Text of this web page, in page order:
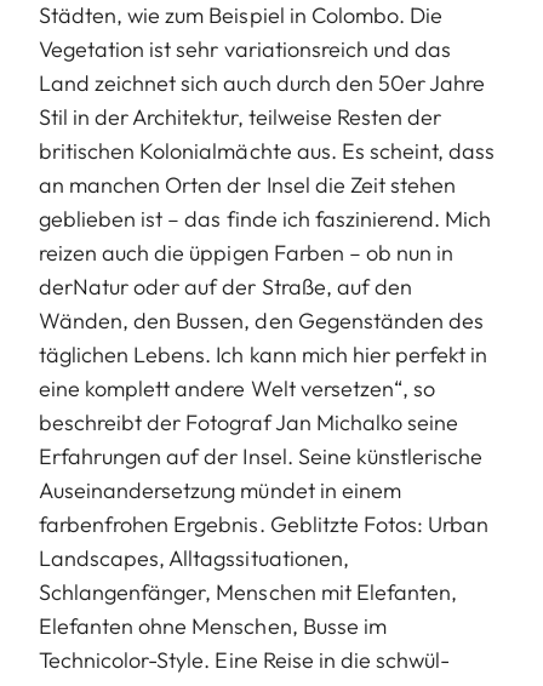
Städten, wie zum Beispiel in Colombo. Die
Vegetation ist sehr variationsreich und das
Land zeichnet sich auch durch den 50er Jahre
Stil in der Architektur, teilweise Resten der
britischen Kolonialmächte aus. Es scheint, dass
an manchen Orten der Insel die Zeit stehen
geblieben ist – das finde ich faszinierend. Mich
reizen auch die üppigen Farben – ob nun in
derNatur oder auf der Straße, auf den
Wänden, den Bussen, den Gegenständen des
täglichen Lebens. Ich kann mich hier perfekt in
eine komplett andere Welt versetzen“, so
beschreibt der Fotograf Jan Michalko seine
Erfahrungen auf der Insel. Seine künstlerische
Auseinandersetzung mündet in einem
farbenfrohen Ergebnis. Geblitzte Fotos: Urban
Landscapes, Alltagssituationen,
Schlangenfänger, Menschen mit Elefanten,
Elefanten ohne Menschen, Busse im
Technicolor-Style. Eine Reise in die schwül-